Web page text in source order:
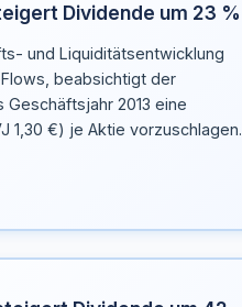
Dividende um 23 %
und Liquiditätsentwicklung
beabsichtigt der
Geschäftsjahr 2013 eine
1,30 €) je Aktie vorzuschlagen.